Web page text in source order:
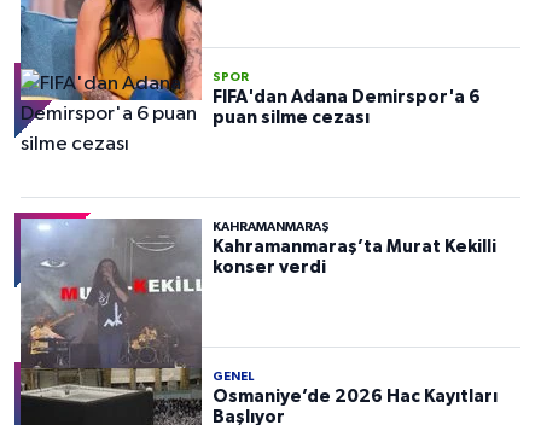
SPOR
FIFA'dan Adana Demirspor'a 6
puan silme cezası
KAHRAMANMARAŞ
Kahramanmaraş’ta Murat Kekilli
konser verdi
GENEL
Osmaniye’de 2026 Hac Kayıtları
Başlıyor